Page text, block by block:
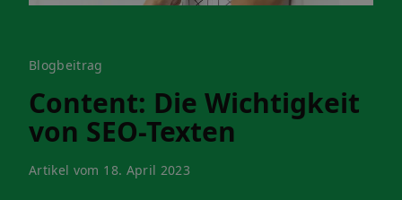
Blogbeitrag
Content: Die Wichtigkeit
von SEO-Texten
Artikel vom 18. April 2023